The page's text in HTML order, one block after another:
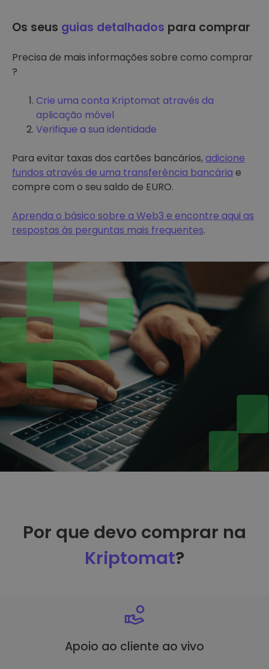
Os seus guias detalhados para comprar
Precisa de mais informações sobre como comprar
?
Crie uma conta Kriptomat através da
aplicação móvel
Verifique a sua identidade
Para evitar taxas dos cartões bancários,adicione
fundos através de uma transferência bancária e
compre com o seu saldo de EURO.
Aprenda o básico sobre a Web3 e encontre aqui as
respostas às perguntas mais frequentes.
Por que devo comprar na
Kriptomat?
Apoio ao cliente ao vivo